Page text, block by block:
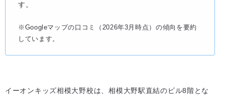
す。
※Googleマップの口コミ（2026年3月時点）の傾向を要約
しています。
イーオンキッズ相模大野校は、相模大野駅直結のビル8階とな